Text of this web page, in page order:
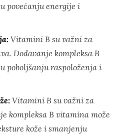
povećanju energije i
Vitamini B su važni za
Dodavanje kompleksa B
poboljšanju raspoloženja i
Vitamini B su važni za
kompleksa B vitamina može
kože i smanjenju